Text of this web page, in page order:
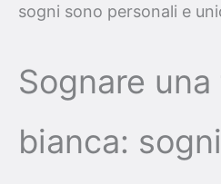
sogni sono personali e
Sognare
bianca: